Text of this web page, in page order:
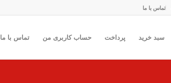
تماس با ما
سبد خرید پرداخت حساب کاربری من تماس با ما